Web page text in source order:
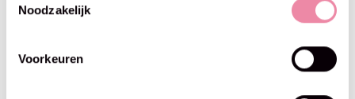
Noodzakelijk
Voorkeuren
Truly Scrumptious -
Scheepjes -363 Gingerbread